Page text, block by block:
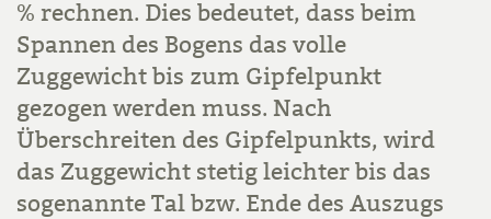
% rechnen. Dies bedeutet, dass beim
Spannen des Bogens das volle
Zuggewicht bis zum Gipfelpunkt
gezogen werden muss. Nach
Überschreiten des Gipfelpunkts, wird
das Zuggewicht stetig leichter bis das
sogenannte Tal bzw. Ende des Auszugs